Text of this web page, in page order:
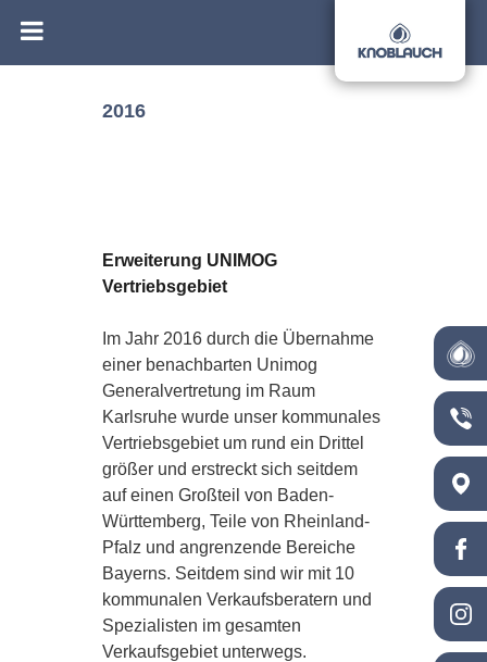
STARTSEITE
LANDTECHNIK
2016
Erweiterung UNIMOG
Vertriebsgebiet
Im Jahr 2016 durch die Übernahme
einer benachbarten Unimog
Generalvertretung im Raum
Karlsruhe wurde unser kommunales
Vertriebsgebiet um rund ein Drittel
größer und erstreckt sich seitdem
auf einen Großteil von Baden-
Württemberg, Teile von Rheinland-
Pfalz und angrenzende Bereiche
Bayerns. Seitdem sind wir mit 10
kommunalen Verkaufsberatern und
Spezialisten im gesamten
Verkaufsgebiet unterwegs.